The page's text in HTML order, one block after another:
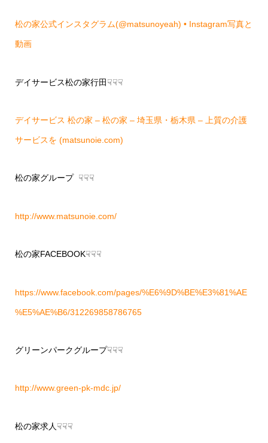
松の家公式インスタグラム(@matsunoyeah) • Instagram写真と
動画
デイサービス松の家行田☟☟☟
デイサービス 松の家 – 松の家 – 埼玉県・栃木県 – 上質の介護
サービスを (matsunoie.com)
松の家グループ ☟☟☟
http://www.matsunoie.com/
松の家FACEBOOK☟☟☟
https://www.facebook.com/pages/%E6%9D%BE%E3%81%AE
%E5%AE%B6/312269858786765
グリーンパークグループ☟☟☟
http://www.green-pk-mdc.jp/
松の家求人☟☟☟